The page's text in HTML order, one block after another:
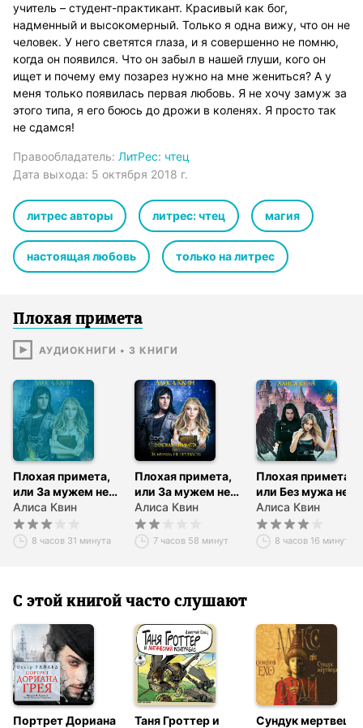
учитель – студент-практикант. Красивый как бог,
надменный и высокомерный. Только я одна вижу, что он не
человек. У него светятся глаза, и я совершенно не помню,
когда он появился. Что он забыл в нашей глуши, кого он
ищет и почему ему позарез нужно на мне жениться? А у
меня только появилась первая любовь. Я не хочу замуж за
этого типа, я его боюсь до дрожи в коленях. Я просто так
не сдамся!
Правообладатель: ЛитРес: чтец
Дата выхода: 5 октября 2018 г.
литрес авторы литрес: чтец магия
настоящая любовь только на литрес
Плохая примета
АУДИОКНИГИ • 3 КНИГИ
Плохая примета,
или За мужем не
пропасть
Алиса Квин
8 часов 31 минута
Плохая примета,
или За мужем не
пропасть
Алиса Квин
7 часов 58 минут
Плохая примета,
или Без мужа не
пропасть
Алиса Квин
8 часов 16 минут
С этой книгой часто слушают
Портрет Дориана
Таня Гроттер и
Сундук мертвеца